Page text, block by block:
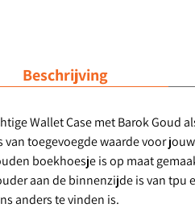
Beschrijving
Wallet Case met Barok
van toegevoegde waarde voor
boekhoesje is op maat
aan de binnenzijde is van
anders te vinden is.